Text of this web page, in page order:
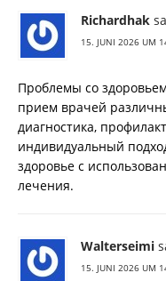
Richardhak
15. JUNI 2026 UM
Проблемы со
прием врачей
диагностика,
индивидуальный
здоровье с
лечения.
Walterseimi
15. JUNI 2026 UM